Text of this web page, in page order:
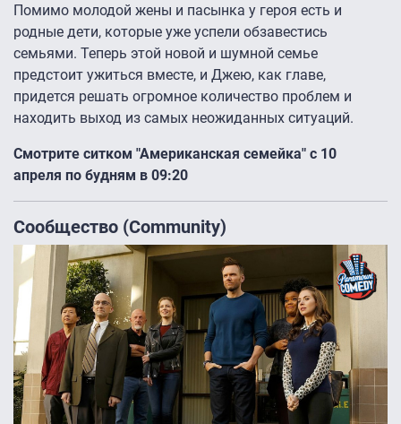
Помимо молодой жены и пасынка у героя есть и
родные дети, которые уже успели обзавестись
семьями. Теперь этой новой и шумной семье
предстоит ужиться вместе, и Джею, как главе,
придется решать огромное количество проблем и
находить выход из самых неожиданных ситуаций.
Смотрите ситком "Американская семейка" с 10
апреля по будням в 09:20
Сообщество (Community)